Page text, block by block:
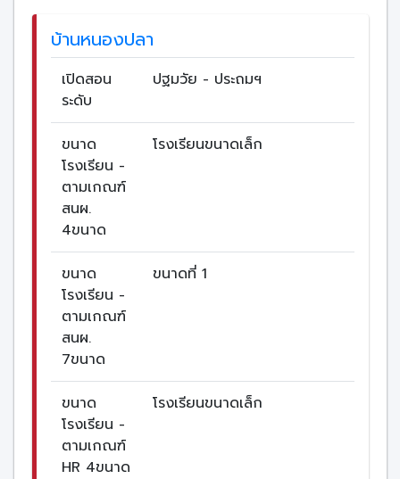
บ้านหนองปลา
เปิดสอน
ระดับ
ปฐมวัย - ประถมฯ
ขนาด
โรงเรียน -
ตามเกณฑ์
สนผ.
4ขนาด
โรงเรียนขนาดเล็ก
ขนาด
โรงเรียน -
ตามเกณฑ์
สนผ.
7ขนาด
ขนาดที่ 1
ขนาด
โรงเรียน -
ตามเกณฑ์
HR 4ขนาด
โรงเรียนขนาดเล็ก